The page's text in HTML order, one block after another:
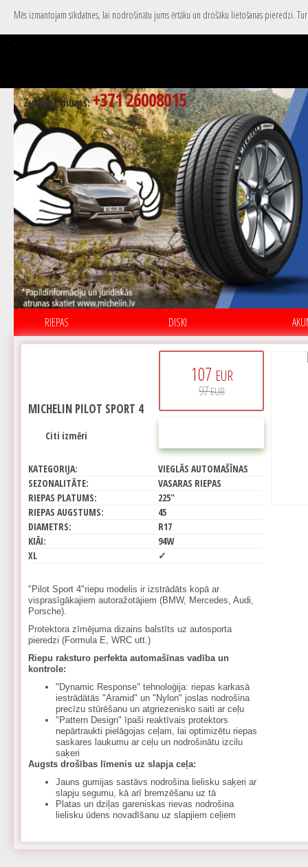
Mēs izmantojam sīkdatnes, lai nodrošinātu jums ērtāku un drošāku lietošanas pieredzi.
Zvaniet mums:+371 26008015
RIEPAS DISKI
107 EUR
97EUR
MICHELIN PILOT SPORT 4
Citi izmēri
KATEGORIJA:
VIEGLĀS AUTOMAŠĪNAS
SEZONALITĀTE:
VASARAS RIEPAS
RIEPAS PLATUMS:
225"
RIEPAS AUGSTUMS:
45
DIAMETRS:
R17
KIĀI:
94W
XL
✓
"Pilot Sport 4"riepu modelis ir izstrādāts kopā ar
visprasīgākajiem autoražotājiem (BMW, Mercedes, Audi,
Porsche).
Protektora zīmējuma dizains balstīts uz autosporta
pieredzi (Formula E, WRC utt.)
Riepu raksturo perfekta automašīnas vadība un
kontrole:
"Dynamic Response" tehnoloģija: riepas karkasā
iestrādātās "Aramid" un "Nylon" joslas nodrošina
precīzu stūrēšanu un atgriezenisko saiti ar ceļu
"Pattern Design" īpaši reaktīvais protektors
nepārtraukti pielāgojas ceļam, lai optimizētu riepas
saskares laukumu ar ceļu un nodrošinātu izcilu
saķeri
Augsts drošības līmenis uz slapja ceļa:
Jauns gumijas sastāvs nodrošina lielisku saķeri ar
slapju segumu, kā arī bremzēšanu uz tā
Platas un dziļas gareniskas rievas nodrošina
lielisku ūdens novadīšanu uz slapjiem ceļiem